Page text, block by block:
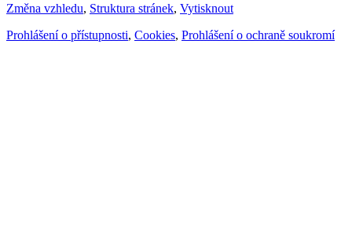
Změna vzhledu, Struktura stránek, Vytisknout
Prohlášení o přístupnosti, Cookies, Prohlášení o ochraně soukromí